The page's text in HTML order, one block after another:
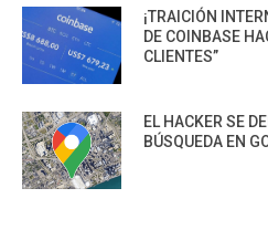
¡TRAICIÓN
DE COINBASE
CLIENTES”
EL HACKER SE
BÚSQUEDA EN